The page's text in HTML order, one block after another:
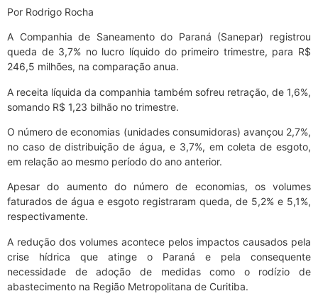
Por Rodrigo Rocha
A Companhia de Saneamento do Paraná (Sanepar) registrou
queda de 3,7% no lucro líquido do primeiro trimestre, para R$
246,5 milhões, na comparação anua.
A receita líquida da companhia também sofreu retração, de 1,6%,
somando R$ 1,23 bilhão no trimestre.
O número de economias (unidades consumidoras) avançou 2,7%,
no caso de distribuição de água, e 3,7%, em coleta de esgoto,
em relação ao mesmo período do ano anterior.
Apesar do aumento do número de economias, os volumes
faturados de água e esgoto registraram queda, de 5,2% e 5,1%,
respectivamente.
A redução dos volumes acontece pelos impactos causados pela
crise hídrica que atinge o Paraná e pela consequente
necessidade de adoção de medidas como o rodízio de
abastecimento na Região Metropolitana de Curitiba.